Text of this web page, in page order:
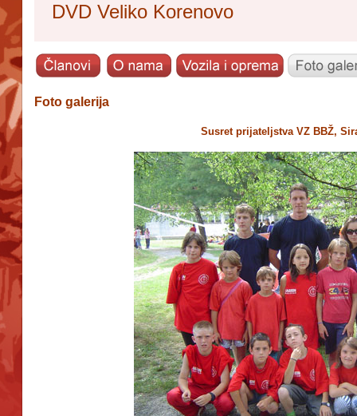
DVD Veliko Korenovo
Foto galerija
Susret prijateljstva VZ BBŽ,